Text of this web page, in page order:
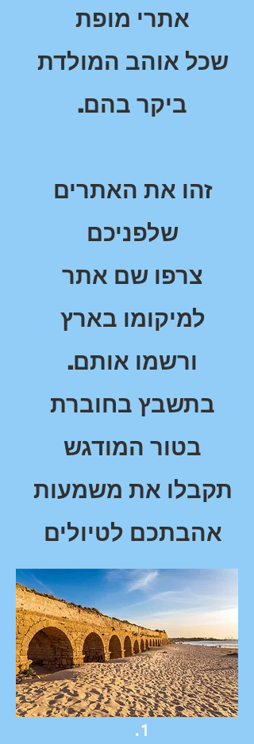
אתרי מופת
שכל אוהב המולדת
.ביקר בהם
זהו את האתרים
שלפניכם
צרפו שם אתר
למיקומו בארץ
.ורשמו אותם
בתשבץ בחוברת
בטור המודגש
תקבלו את משמעות
אהבתכם לטיולים
.1